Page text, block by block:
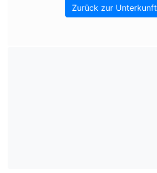
Zurück zur Unterkunft